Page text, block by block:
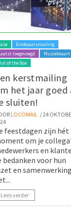
Eindejaarsmailing
toegevoegd
Muziekkaart
of the Box
kerstmailing
het jaar goed
sluiten!
LOCOMAIL / 24
feestdagen zijn hét
om je
en
bedanken voor hun
en
Lees verder